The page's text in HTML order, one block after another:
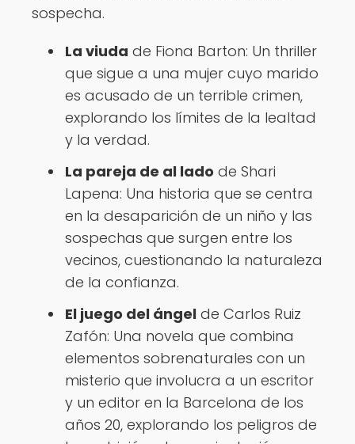
sospecha.
La viuda de Fiona Barton: Un thriller
que sigue a una mujer cuyo marido
es acusado de un terrible crimen,
explorando los límites de la lealtad
y la verdad.
La pareja de al lado de Shari
Lapena: Una historia que se centra
en la desaparición de un niño y las
sospechas que surgen entre los
vecinos, cuestionando la naturaleza
de la confianza.
El juego del ángel de Carlos Ruiz
Zafón: Una novela que combina
elementos sobrenaturales con un
misterio que involucra a un escritor
y un editor en la Barcelona de los
años 20, explorando los peligros de